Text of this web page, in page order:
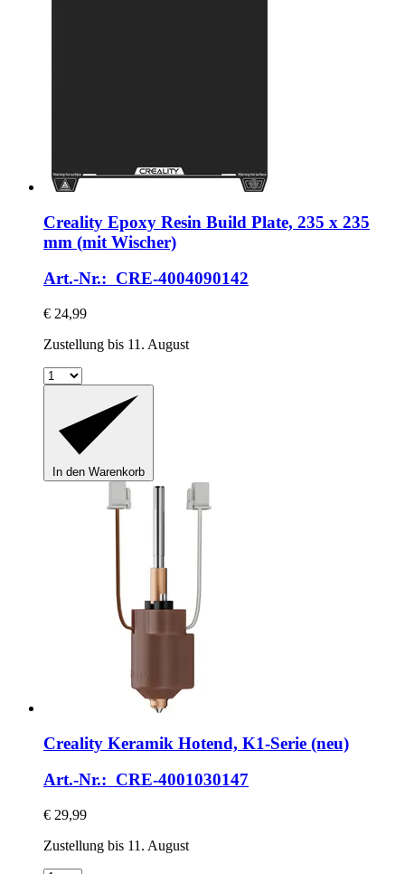
Creality Epoxy Resin Build Plate, 235 x 235
mm (mit Wischer)
Art.-Nr.: CRE-4004090142
€ 24,99
Zustellung bis 11. August
In den Warenkorb
Creality Keramik Hotend, K1-​Serie (neu)
Art.-Nr.: CRE-4001030147
€ 29,99
Zustellung bis 11. August